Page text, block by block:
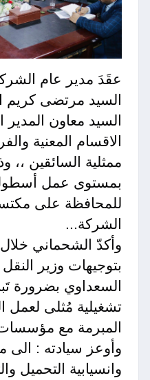
عقَدَ مدير عام
السيد مرتضى كريم
السيد معاون
الاقسام المعنية
ممثلية السائقين ،،
بمستوى عمل
للمحافظة على
الشركة...
وأكدّ الشحماني خلال
بتوجيهات وزير
السعداوي بضرورة
تشغيلية مُثلى لعمل
المبرمة مع مؤسسات
وأوعز سيادته : الى
وانسيابية التحميل